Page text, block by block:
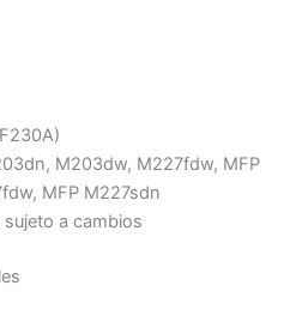
M203dw, M227fdw, MFP
MFP M227sdn
a cambios